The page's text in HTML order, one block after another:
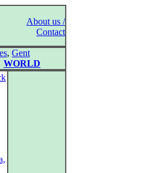
About us /
Contact
, Gent
WORLD